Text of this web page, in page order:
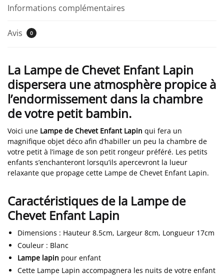
Informations complémentaires
Avis 0
La Lampe de Chevet Enfant Lapin
dispersera une atmosphère propice à
l’endormissement dans la chambre
de votre petit bambin.
Voici une Lampe de Chevet Enfant Lapin qui fera un
magnifique objet déco afin d’habiller un peu la chambre de
votre petit à l’image de son petit rongeur préféré. Les petits
enfants s’enchanteront lorsqu’ils apercevront la lueur
relaxante que propage cette Lampe de Chevet Enfant Lapin.
Caractéristiques de la Lampe de
Chevet Enfant Lapin
Dimensions : Hauteur 8.5cm, Largeur 8cm, Longueur 17cm
Couleur : Blanc
Lampe lapin pour enfant
Cette Lampe Lapin accompagnera les nuits de votre enfant